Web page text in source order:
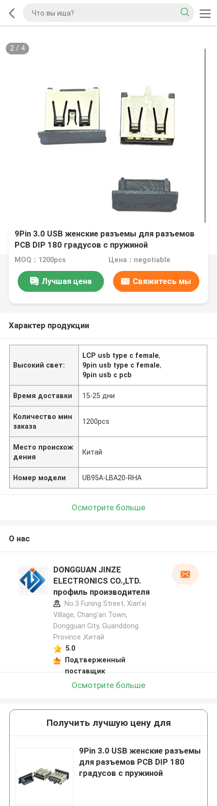
2/ 4
9Pin 3.0 USB женские разъемы для разъемов
PCB DIP 180 градусов с пружиной
MOQ：1200pcs Цена：negotiable
Лучшая цена Свяжитесь мы
Характер продукции
Высокий свет:
LCP usb type c female,
9pin usb type c female,
9pin usb c pcb
Время доставки 15-25 дни
Количество мин
заказа
1200pcs
Место происхож
дения
Китай
Номер модели UB95A-LBA20-RHA
Осмотрите больше
О нас
DONGGUAN JINZE
ELECTRONICS CO.,LTD.
профиль производителя
No.3 Funing Street, Xian'xi
Village, Chang'an Town,
Dongguan City, Guanddong
Province ,Китай
5.0
Подтверженный
поставщик
Осмотрите больше
Получить лучшую цену для
9Pin 3.0 USB женские разъемы
для разъемов PCB DIP 180
градусов с пружиной